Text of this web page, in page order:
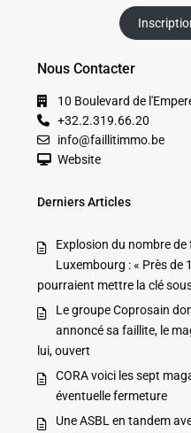
Nous Contacter
10 Boulevard de
+32.2.319.66.20
info@faillitimmo.be
Website
Derniers Articles
Explosion du nombre
Luxembourg : « Près de
pourraient mettre la clé
Le groupe Coprosain
annoncé sa faillite, le
lui, ouvert
CORA voici les sept
éventuelle fermeture
Une ASBL en tandem